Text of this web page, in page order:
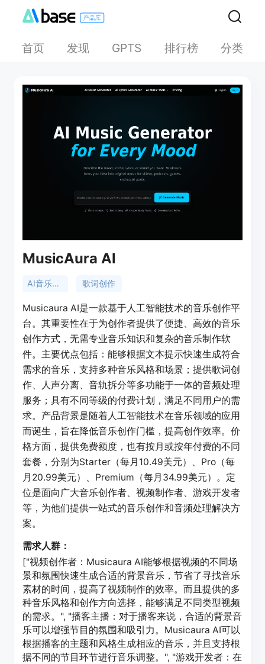
首页 发现 GPTS 排行榜 分类
MusicAura AI
AI音乐生成 歌词创作
Musicaura AI是一款基于人工智能技术的音乐创作平
台。其重要性在于为创作者提供了便捷、高效的音乐
创作方式，无需专业音乐知识和复杂的音乐制作软
件。主要优点包括：能够根据文本提示快速生成符合
需求的音乐，支持多种音乐风格和场景；提供歌词创
作、人声分离、音轨拆分等多功能于一体的音频处理
服务；具有不同等级的付费计划，满足不同用户的需
求。产品背景是随着人工智能技术在音乐领域的应用
而诞生，旨在降低音乐创作门槛，提高创作效率。价
格方面，提供免费额度，也有按月或按年付费的不同
套餐，分别为Starter（每月10.49美元）、Pro（每
月20.99美元）、Premium（每月34.99美元）。定
位是面向广大音乐创作者、视频制作者、游戏开发者
等，为他们提供一站式的音乐创作和音频处理解决方
案。
需求人群：
["视频创作者：Musicaura AI能够根据视频的不同场
景和氛围快速生成合适的背景音乐，节省了寻找音乐
素材的时间，提高了视频制作的效率。而且提供的多
种音乐风格和创作方向选择，能够满足不同类型视频
的需求。", "播客主播：对于播客来说，合适的背景音
乐可以增强节目的氛围和吸引力。Musicaura AI可以
根据播客的主题和风格生成相应的音乐，并且支持根
据不同的节目环节进行音乐调整。", "游戏开发者：在